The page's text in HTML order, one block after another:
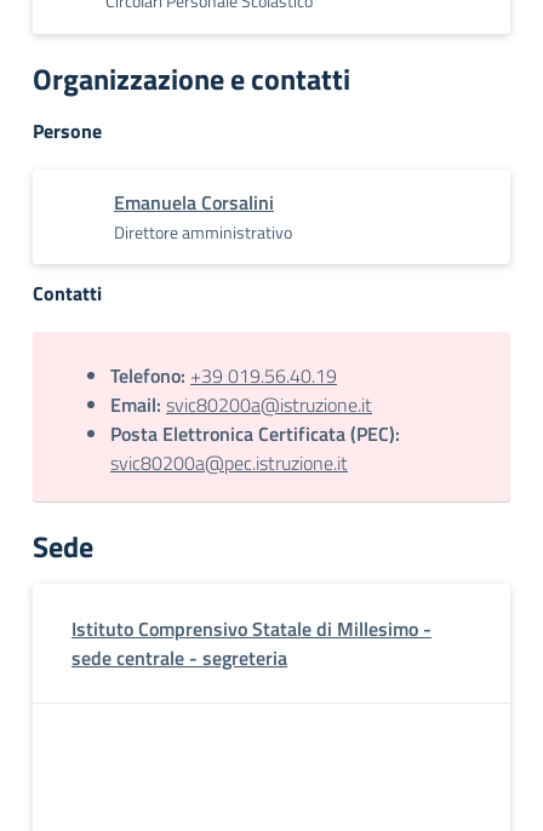
Organizzazione e contatti
Persone
Emanuela Corsalini
Direttore amministrativo
Contatti
Telefono: +39 019.56.40.19
Email: svic80200a@istruzione.it
Posta Elettronica Certificata (PEC):
svic80200a@pec.istruzione.it
Sede
Istituto Comprensivo Statale di Millesimo -
sede centrale - segreteria